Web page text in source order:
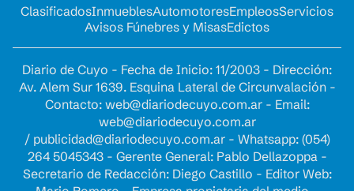
ClasificadosInmueblesAutomotoresEmpleosServicios
Avisos Fúnebres y MisasEdictos
Diario de Cuyo - Fecha de Inicio: 11/2003 - Dirección:
Av. Alem Sur 1639. Esquina Lateral de Circunvalación -
Contacto: web@diariodecuyo.com.ar- Email:
web@diariodecuyo.com.ar
/ publicidad@diariodecuyo.com.ar- Whatsapp: (054)
264 5045343 - Gerente General: Pablo Dellazoppa -
Secretario de Redacción: Diego Castillo - Editor Web: